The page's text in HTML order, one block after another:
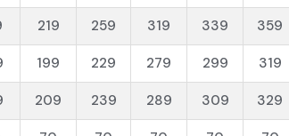
219 259 319 339 359
199 229 279 299 319
209 239 289 309 329